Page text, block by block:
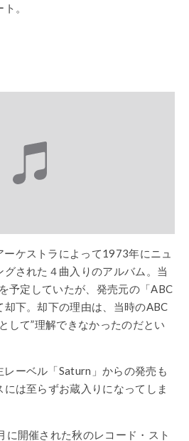
。
ケストラによって1973年にニュ
された４曲入りのアルバム。当
予定していたが、発売元の「ABC
却下。却下の理由は、当時のABC
して”理解できなかったのだとい
ーベル「Saturn」からの発売も
は至らずお蔵入りになってしま
に開催された秋のレコード・スト